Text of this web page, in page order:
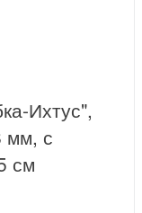
Ихтус",
мм, с
см